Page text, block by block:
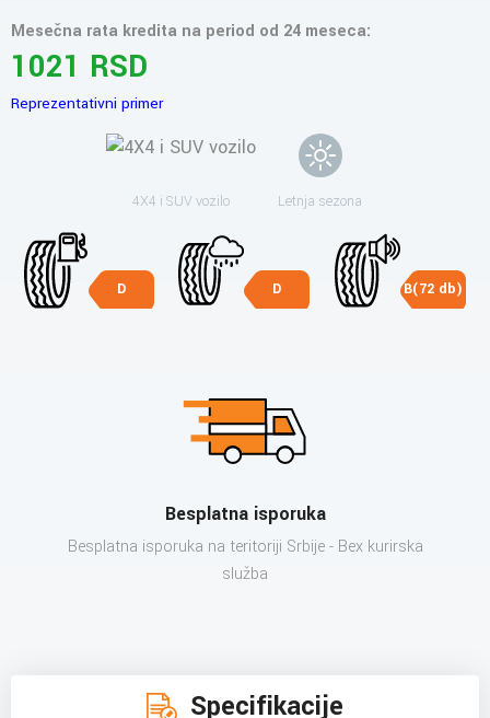
Mesečna rata kredita na period od 24 meseca:
1021 RSD
Reprezentativni primer
4X4 i SUV vozilo Letnja sezona
D D B(72 db)
Besplatna isporuka
Besplatna isporuka na teritoriji Srbije - Bex kurirska
služba
Specifikacije